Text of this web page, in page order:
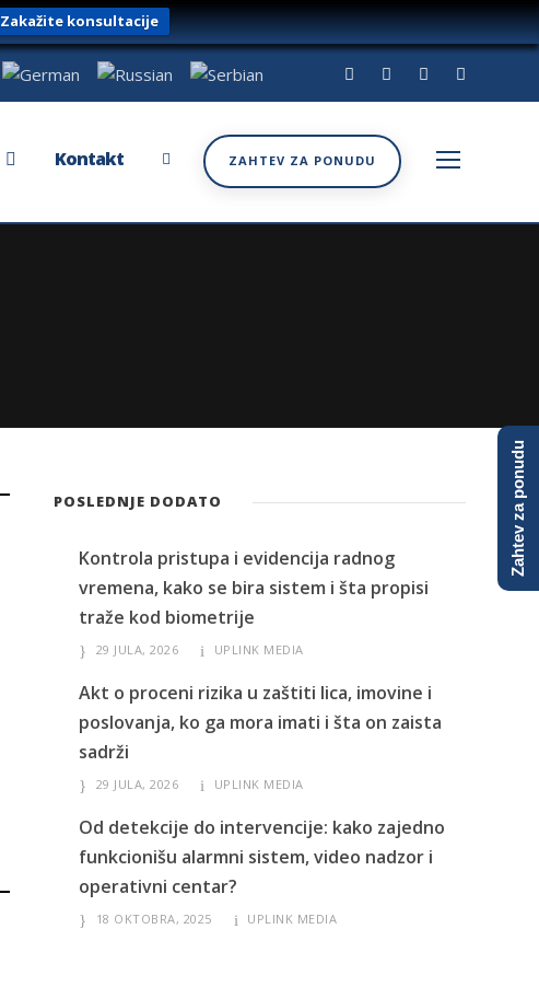
Zakažite konsultacije
Kontakt ZAHTEV ZA PONUDU
POSLEDNJE DODATO
Kontrola pristupa i evidencija radnog
vremena, kako se bira sistem i šta propisi
traže kod biometrije
29 JULA, 2026 UPLINK MEDIA
Akt o proceni rizika u zaštiti lica, imovine i
poslovanja, ko ga mora imati i šta on zaista
sadrži
29 JULA, 2026 UPLINK MEDIA
Od detekcije do intervencije: kako zajedno
funkcionišu alarmni sistem, video nadzor i
operativni centar?
18 OKTOBRA, 2025 UPLINK MEDIA
Zahtev za ponudu